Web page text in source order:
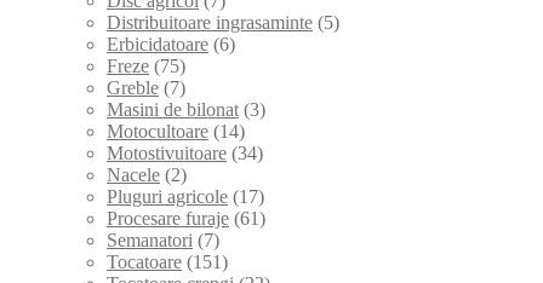
Distribuitoare ingrasaminte (5)
Erbicidatoare (6)
Freze (75)
Greble (7)
Masini de bilonat (3)
Motocultoare (14)
Motostivuitoare (34)
Nacele (2)
Pluguri agricole (17)
Procesare furaje (61)
Semanatori (7)
Tocatoare (151)